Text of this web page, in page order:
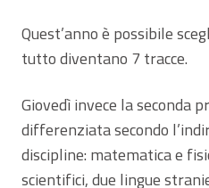
Quest’anno è possibile
tutto diventano 7 tracce.
Giovedì invece la seconda
differenziata secondo
discipline: matematica e
scientifici, due lingue